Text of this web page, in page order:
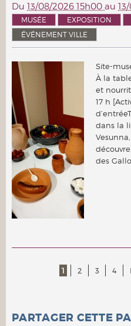
Du 13/08/2026 15h00 au
MUSÉE EXPOSITION
ÉVÉNEMENT VILLE
Site-
À la
et
17 h
dans la
des
1 2 3 4
PARTAGER CETTE